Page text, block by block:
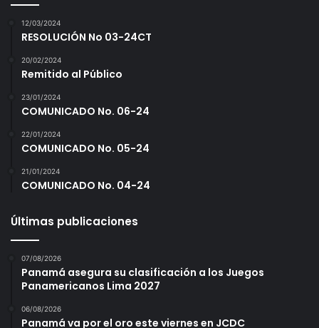
12/03/2024
RESOLUCIÓN No 03-24CT
20/02/2024
Remitido al Público
23/01/2024
COMUNICADO No. 06-24
22/01/2024
COMUNICADO No. 05-24
21/01/2024
COMUNICADO No. 04-24
Últimas publicaciones
07/08/2026
Panamá asegura su clasificación a los Juegos
Panamericanos Lima 2027
06/08/2026
Panamá va por el oro este viernes en JCDC